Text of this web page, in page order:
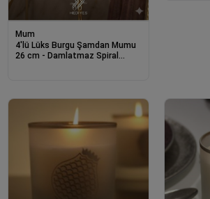
Mum
4'lü Lüks Burgu Şamdan Mumu
26 cm - Damlatmaz Spiral